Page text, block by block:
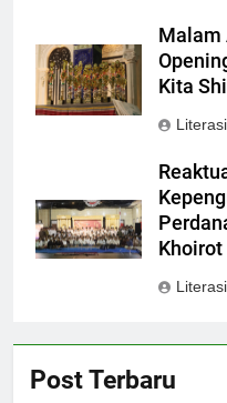
Malam
Kita
Khoirot
Post Terbaru